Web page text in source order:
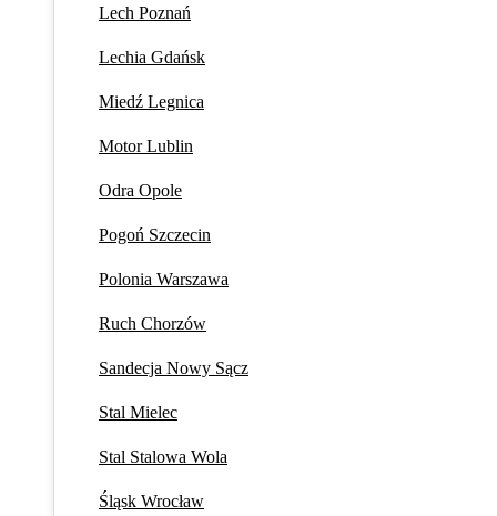
Lech Poznań
Lechia Gdańsk
Miedź Legnica
Motor Lublin
Odra Opole
Pogoń Szczecin
Polonia Warszawa
Ruch Chorzów
Sandecja Nowy Sącz
Stal Mielec
Stal Stalowa Wola
Śląsk Wrocław